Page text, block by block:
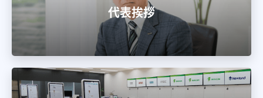
代表挨拶